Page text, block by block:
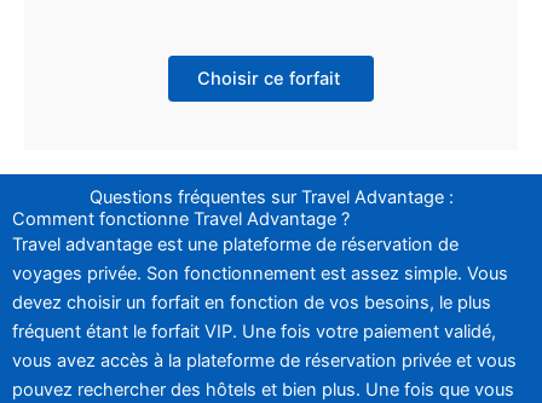
Choisir ce forfait
Questions fréquentes sur Travel Advantage :
Comment fonctionne Travel Advantage ?
Travel advantage est une plateforme de réservation de
voyages privée. Son fonctionnement est assez simple. Vous
devez choisir un forfait en fonction de vos besoins, le plus
fréquent étant le forfait VIP. Une fois votre paiement validé,
vous avez accès à la plateforme de réservation privée et vous
pouvez rechercher des hôtels et bien plus. Une fois que vous